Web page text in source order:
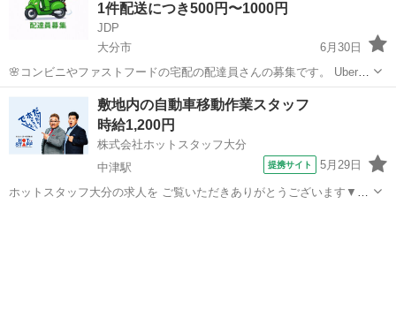
1件配送につき500円〜1000円
JDP
大分市
6月30日
🌸コンビニやファストフードの宅配の配達員さんの募集です。 Uber
eatsや出前館のように配達専用アプリを使用していただき、オファー
内容を確認していただいてから受ける受けないは自由となります。 配
達時の使用...
大分 大分市 配送 ファストフード
敷地内の自動車移動作業スタッフ
時給1,200円
株式会社ホットスタッフ大分
中津駅
提携サイト 5月29日
ホットスタッフ大分の求人を ご覧いただきありがとうございます▼・